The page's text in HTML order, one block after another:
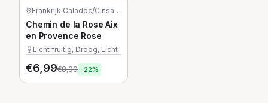
Frankrijk· Caladoc/Cinsault/Grenache/Syrah
Chemin de la Rose Aix
en Provence Rose
Licht fruitig, Droog, Licht
€6,99€8,99 -22%